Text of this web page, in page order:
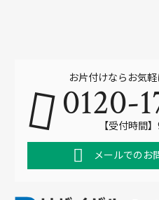
お片付けならお気軽
0120-
【受付時間
メールでのお